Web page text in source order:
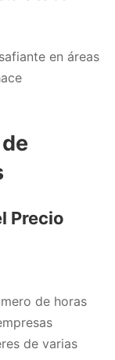
en áreas
Precio
de horas
de varias